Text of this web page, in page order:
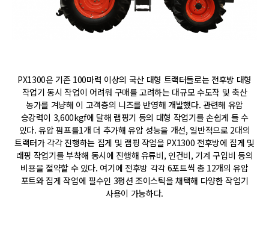
PX1300은 기존 100마력 이상의 국산 대형 트랙터들로는 전후방 대형
작업기 동시 작업이 어려워 구매를 고려하는 대규모 수도작 및 축산
농가를 겨냥해 이 고객층의 니즈를 반영해 개발했다. 관련해 유압
승강력이 3,600kgf에 달해 랩핑기 등의 대형 작업기를 손쉽게 들 수
있다. 유압 펌프를1개 더 추가해 유압 성능을 개선, 일반적으로 2대의
트랙터가 각각 진행하는 집게 및 랩핑 작업을 PX1300 전후방에 집게 및
래핑 작업기를 부착해 동시에 진행해 유류비, 인건비, 기계 구입비 등의
비용을 절약할 수 있다. 여기에 전후방 각각 6포트씩 총 12개의 유압
포트와 집게 작업에 필수인 3펑션 조이스틱을 채택해 다양한 작업기
사용이 가능하다.